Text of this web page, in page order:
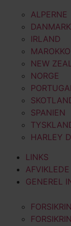
ALPERNE
DANMARK
IRLAND
MAROKKO
NEW
NORGE
SPANIEN
HARLEY
LINKS
GENEREL